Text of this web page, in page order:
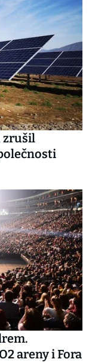
zrušil
areny i Fora